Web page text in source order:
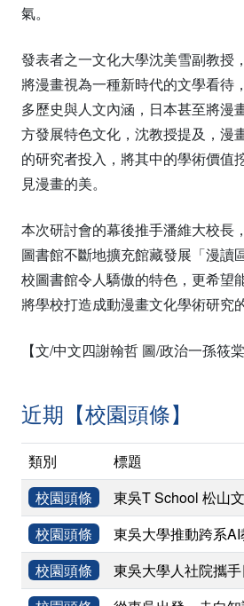
氣。
發表者之一文化大學沈美雪副教授
將漫畫視為一種新時代的文學看待
多歷史與人文內涵，日本甚至將漫
方發展特色文化，沈教授提及，漫
的研究者投入，將其中的學術價值
見漫畫的美。
本次研討會的幕後推手潘維大校長
圖書館不斷地擴充館藏發展「漫讀
校圖書館令人驕傲的特色，更希望
將學校打造成動漫畫文化學術研究
【文/中文四謝翰哲 圖/政治一孫筱棠
近期【校園頭條】
類別
標題
校園頭條
東吳T School 松山
校園頭條
東吳大學推動跨系
校園頭條
東吳大學人社院攜